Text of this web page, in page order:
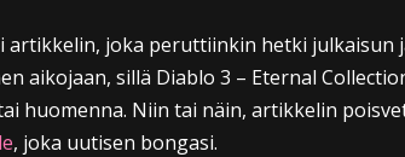
artikkelin, joka peruttiinkin hetki julkaisun
aikojaan, sillä Diablo 3 – Eternal
huomenna. Niin tai näin, artikkelin
, joka uutisen bongasi.